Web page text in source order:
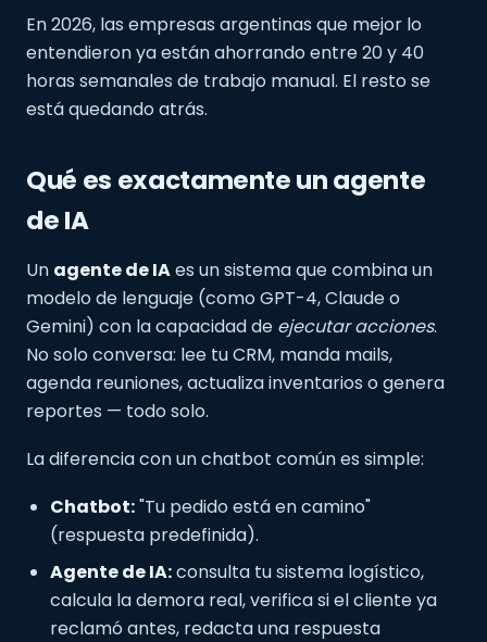
En 2026, las empresas argentinas que mejor lo
entendieron ya están ahorrando entre 20 y 40
horas semanales de trabajo manual. El resto se
está quedando atrás.
Qué es exactamente un agente
de IA
Un agente de IAes un sistema que combina un
modelo de lenguaje (como GPT-4, Claude o
Gemini) con la capacidad de ejecutar acciones.
No solo conversa: lee tu CRM, manda mails,
agenda reuniones, actualiza inventarios o genera
reportes — todo solo.
La diferencia con un chatbot común es simple:
Chatbot:"Tu pedido está en camino"
(respuesta predefinida).
Agente de IA:consulta tu sistema logístico,
calcula la demora real, verifica si el cliente ya
reclamó antes, redacta una respuesta